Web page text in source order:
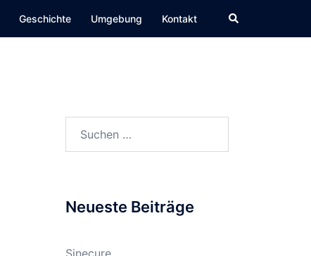
Geschichte Umgebung Kontakt Suche
Neueste Beiträge
Sinecure